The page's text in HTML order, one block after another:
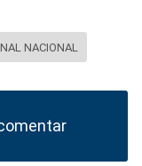
NACIONAL